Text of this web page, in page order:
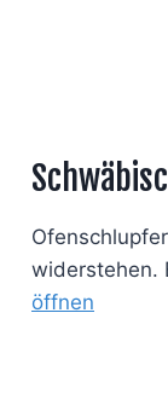
widerstehen.
öffnen